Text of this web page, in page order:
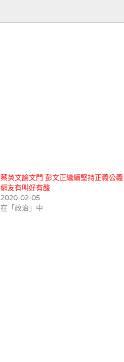
蔡英文論文門 彭文正繼續堅持正義公義
網友有叫好有酸
2020-02-05
在「政治」中